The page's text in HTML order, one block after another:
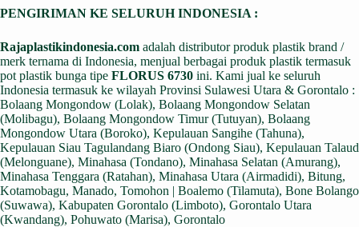
PENGIRIMAN KE SELURUH INDONESIA :
Rajaplastikindonesia.com adalah distributor produk plastik brand /
merk ternama di Indonesia, menjual berbagai produk plastik termasuk
pot plastik bunga tipe FLORUS 6730 ini. Kami jual ke seluruh
Indonesia termasuk ke wilayah Provinsi Sulawesi Utara & Gorontalo :
Bolaang Mongondow (Lolak), Bolaang Mongondow Selatan
(Molibagu), Bolaang Mongondow Timur (Tutuyan), Bolaang
Mongondow Utara (Boroko), Kepulauan Sangihe (Tahuna),
Kepulauan Siau Tagulandang Biaro (Ondong Siau), Kepulauan Talaud
(Melonguane), Minahasa (Tondano), Minahasa Selatan (Amurang),
Minahasa Tenggara (Ratahan), Minahasa Utara (Airmadidi), Bitung,
Kotamobagu, Manado, Tomohon | Boalemo (Tilamuta), Bone Bolango
(Suwawa), Kabupaten Gorontalo (Limboto), Gorontalo Utara
(Kwandang), Pohuwato (Marisa), Gorontalo